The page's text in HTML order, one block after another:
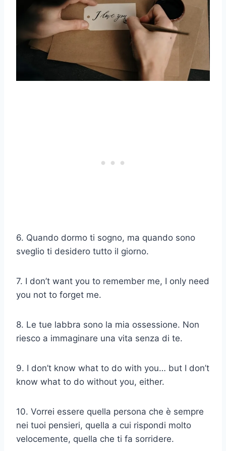
6. Quando dormo ti sogno, ma quando sono
sveglio ti desidero tutto il giorno.
7. I don’t want you to remember me, I only need
you not to forget me.
8. Le tue labbra sono la mia ossessione. Non
riesco a immaginare una vita senza di te.
9. I don’t know what to do with you… but I don’t
know what to do without you, either.
10. Vorrei essere quella persona che è sempre
nei tuoi pensieri, quella a cui rispondi molto
velocemente, quella che ti fa sorridere.